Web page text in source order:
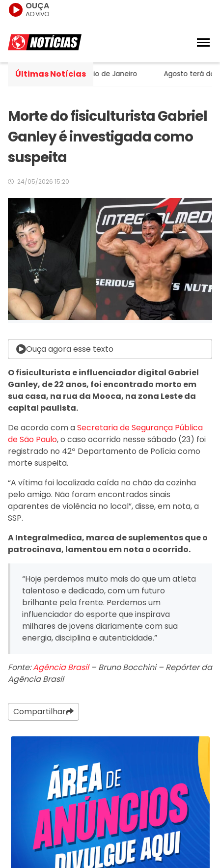
OUÇA
AO VIVO
Últimas Notícias
de helicóptero no Rio de Janeiro Agosto terá dois
Morte do fisiculturista Gabriel
Ganley é investigada como
suspeita
24/05/2026 15:20
Ouça agora esse texto
O fisiculturista e influenciador digital Gabriel
Ganley, de 22 anos, foi encontrado morto em
sua casa, na rua da Mooca, na zona Leste da
capital paulista.
De acordo com aSecretaria de Segurança Pública
de São Paulo, o caso ocorrido nesse sábado (23) foi
registrado no 42º Departamento de Polícia como
morte suspeita.
“A vítima foi localizada caída no chão da cozinha
pelo amigo. Não foram encontrados sinais
aparentes de violência no local”, disse, em nota, a
SSP.
A Integralmedica, marca de suplementos que o
patrocinava, lamentou em nota o ocorrido.
“Hoje perdemos muito mais do que um atleta
talentoso e dedicado, com um futuro
brilhante pela frente. Perdemos um
influenciador do esporte que inspirava
milhares de jovens diariamente com sua
energia, disciplina e autenticidade.”
Fonte:Agência Brasil– Bruno Bocchini – Repórter da
Agência Brasil
Compartilhar